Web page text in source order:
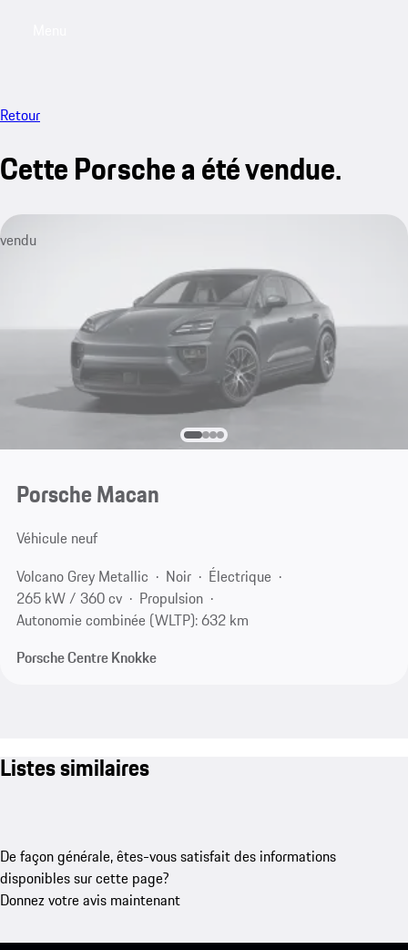
Retour
Cette Porsche a été vendue.
vendu
Porsche Macan
Véhicule neuf
Volcano Grey Metallic
Noir
Électrique
265 kW / 360 cv
Propulsion
Autonomie combinée (WLTP): 632 km
Porsche Centre Knokke
Listes similaires
De façon générale, êtes-vous satisfait des informations
disponibles sur cette page?
Donnez votre avis maintenant